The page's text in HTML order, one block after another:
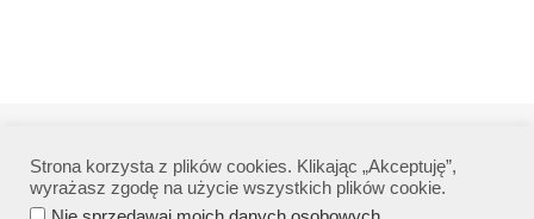
Polityka prywatności
Strona korzysta z plików cookies. Klikając „Akceptuję”,
wyrażasz zgodę na użycie wszystkich plików cookie.